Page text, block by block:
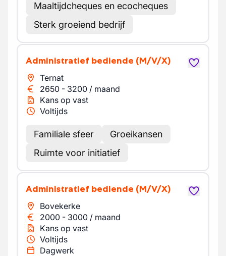
Maaltijdcheques en ecocheques
Sterk groeiend bedrijf
Administratief bediende (M/V/X)
Ternat
2650 - 3200 / maand
Kans op vast
Voltijds
Familiale sfeer
Groeikansen
Ruimte voor initiatief
Administratief bediende (M/V/X)
Bovekerke
2000 - 3000 / maand
Kans op vast
Voltijds
Dagwerk